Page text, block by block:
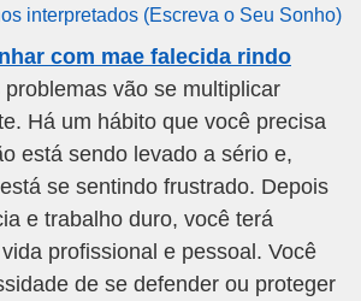
interpretados (Escreva o Seu Sonho)
com mae falecida rindo
vão se multiplicar
Há um hábito que você precisa
está sendo levado a sério e,
se sentindo frustrado. Depois
e trabalho duro, você terá
profissional e pessoal. Você
de se defender ou proteger